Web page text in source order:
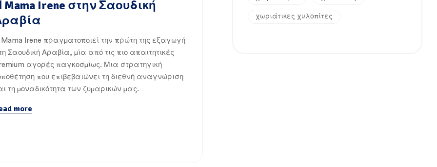
Mama Irene στην Σαουδική
Irene πραγματοποιεί την πρώτη της εξαγωγή
Σαουδική Αραβία, μία από τις πιο απαιτητικές
αγορές παγκοσμίως. Μια στρατηγική
που επιβεβαιώνει τη διεθνή αναγνώριση
τη μοναδικότητα των ζυμαρικών μας.
more
χωριάτικες χυλοπίτες